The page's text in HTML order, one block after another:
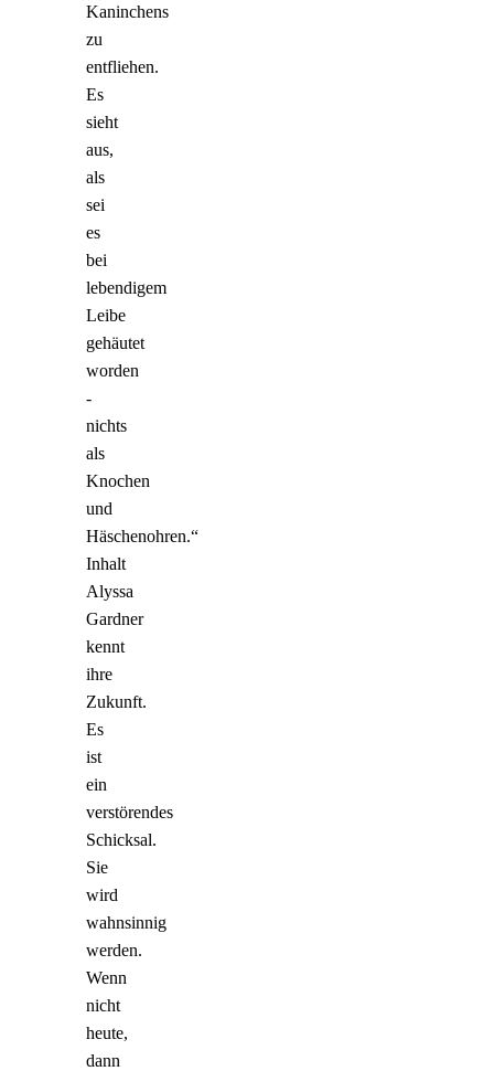
Kaninchens
zu
entfliehen.
Es
sieht
aus,
als
sei
es
bei
lebendigem
Leibe
gehäutet
worden
-
nichts
als
Knochen
und
Häschenohren.“
Inhalt
Alyssa
Gardner
kennt
ihre
Zukunft.
Es
ist
ein
verstörendes
Schicksal.
Sie
wird
wahnsinnig
werden.
Wenn
nicht
heute,
dann